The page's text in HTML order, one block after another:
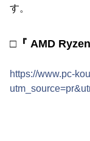
す。
□『 AMD
https://www.pc-